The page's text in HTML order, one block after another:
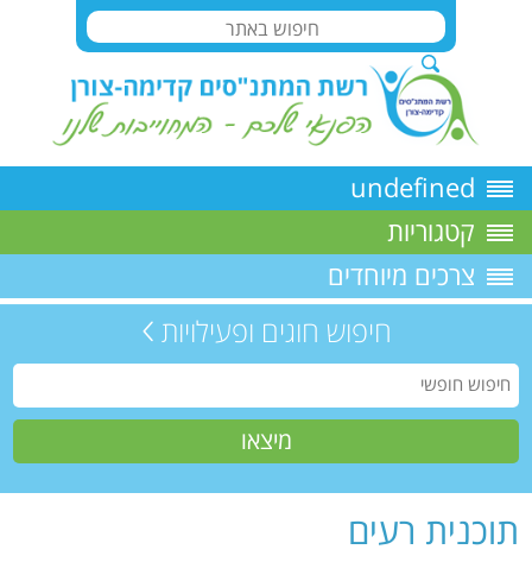
undefined
קטגוריות
צרכים מיוחדים
חיפוש חוגים ופעילויות
תוכנית רעים